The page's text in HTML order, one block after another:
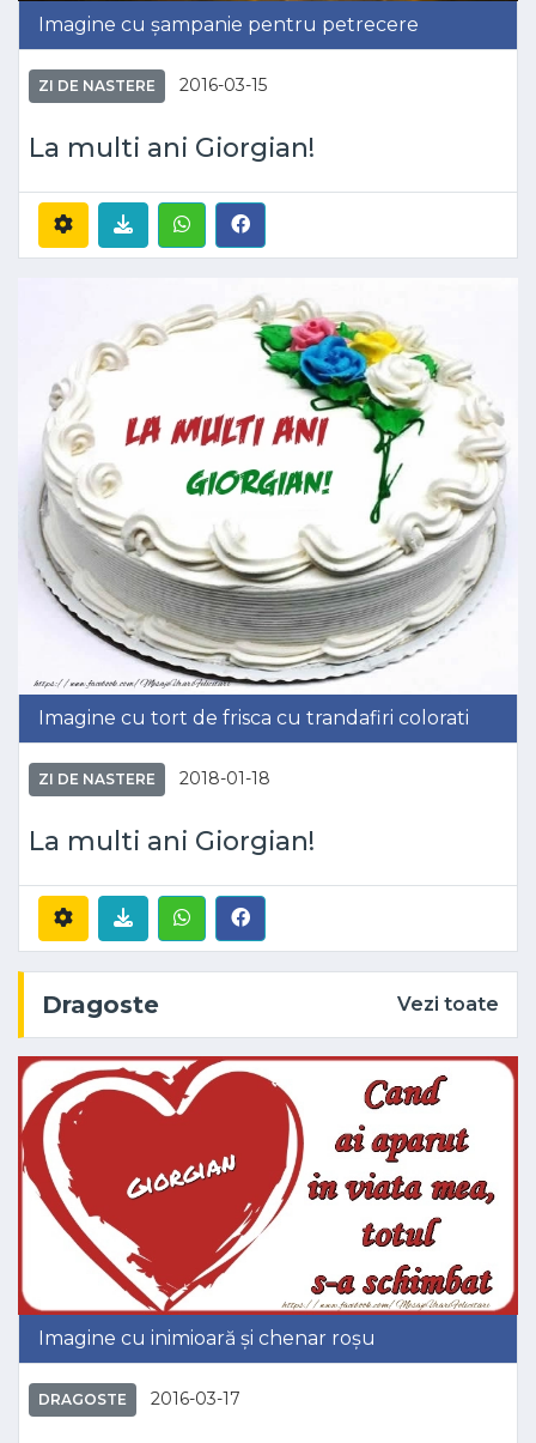
Imagine cu șampanie pentru petrecere
ZI DE NASTERE 2016-03-15
La multi ani Giorgian!
Imagine cu tort de frisca cu trandafiri colorati
ZI DE NASTERE 2018-01-18
La multi ani Giorgian!
Dragoste Vezi toate
Imagine cu inimioară și chenar roșu
DRAGOSTE 2016-03-17